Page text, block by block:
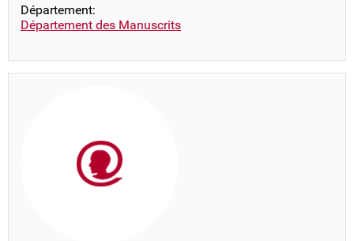
Département:
Département des Manuscrits